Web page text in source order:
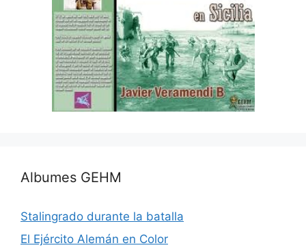
Albumes GEHM
Stalingrado durante la batalla
El Ejército Alemán en Color